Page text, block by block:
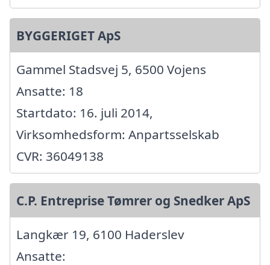
BYGGERIGET ApS
Gammel Stadsvej 5, 6500 Vojens
Ansatte: 18
Startdato: 16. juli 2014,
Virksomhedsform: Anpartsselskab
CVR: 36049138
C.P. Entreprise Tømrer og Snedker ApS
Langkær 19, 6100 Haderslev
Ansatte: